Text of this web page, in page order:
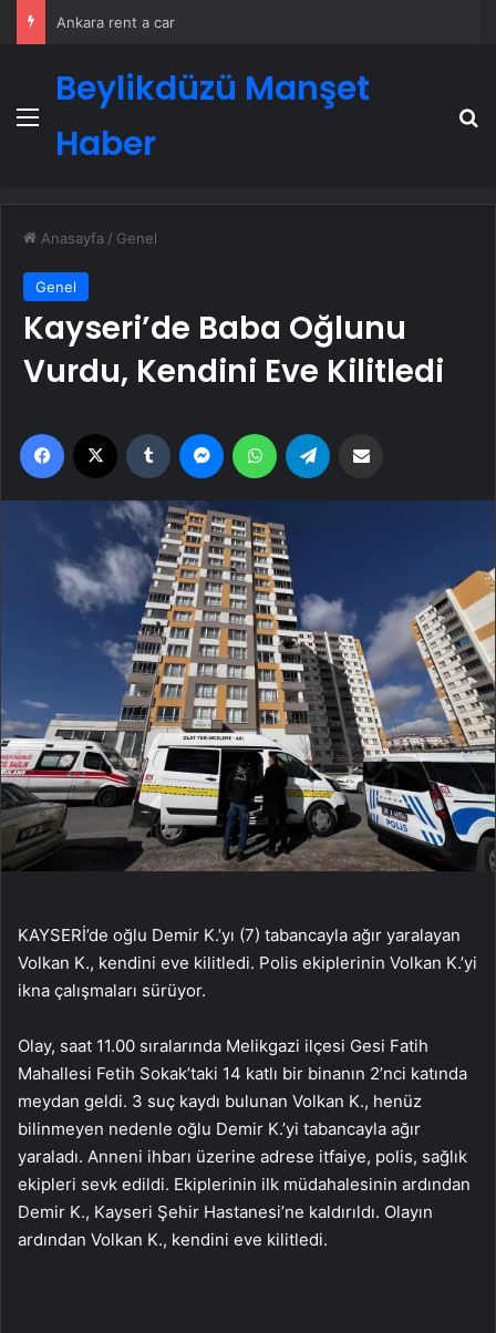
Ankara rent a car
Menü
Beylikdüzü Manşet
Haber
Anasayfa / Genel
Genel
Kayseri’de Baba Oğlunu
Vurdu, Kendini Eve Kilitledi
Facebook Tumblr MessengerWhatsApp
KAYSERİ’de oğlu Demir K.’yı (7) tabancayla ağır yaralayan
Volkan K., kendini eve kilitledi. Polis ekiplerinin Volkan K.’yi
ikna çalışmaları sürüyor.
Olay, saat 11.00 sıralarında Melikgazi ilçesi Gesi Fatih
Mahallesi Fetih Sokak’taki 14 katlı bir binanın 2’nci katında
meydan geldi. 3 suç kaydı bulunan Volkan K., henüz
bilinmeyen nedenle oğlu Demir K.’yi tabancayla ağır
yaraladı. Anneni ihbarı üzerine adrese itfaiye, polis, sağlık
ekipleri sevk edildi. Ekiplerinin ilk müdahalesinin ardından
Demir K., Kayseri Şehir Hastanesi’ne kaldırıldı. Olayın
ardından Volkan K., kendini eve kilitledi.